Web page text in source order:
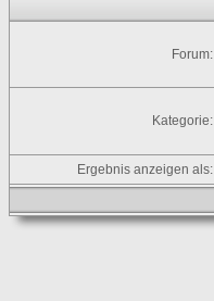
Forum:
Kategorie:
Ergebnis anzeigen als: